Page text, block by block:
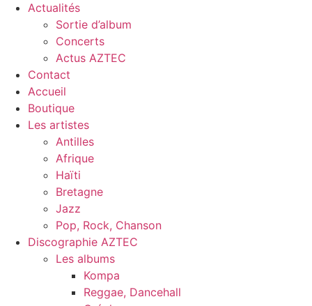
Actualités
Sortie d’album
Concerts
Actus AZTEC
Contact
Accueil
Boutique
Les artistes
Antilles
Afrique
Haïti
Bretagne
Jazz
Pop, Rock, Chanson
Discographie AZTEC
Les albums
Kompa
Reggae, Dancehall